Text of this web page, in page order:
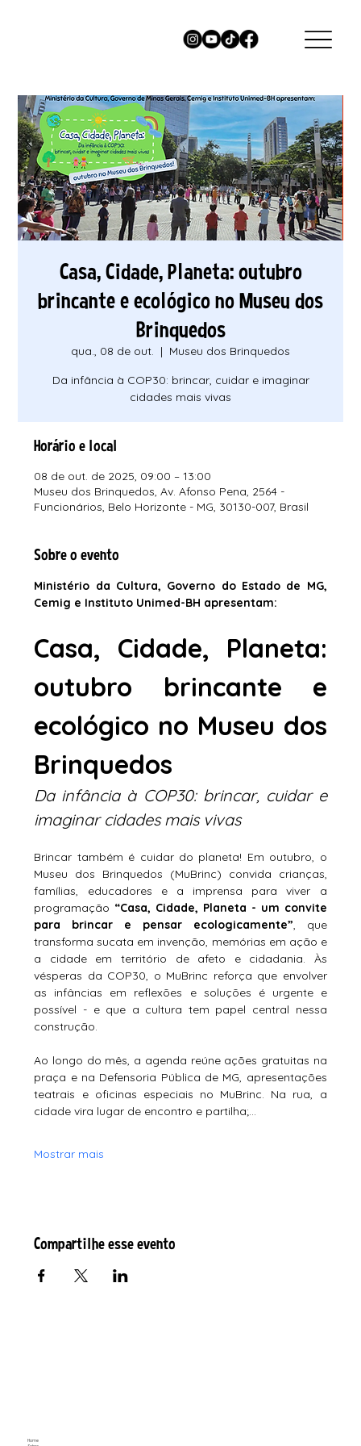
Casa, Cidade, Planeta: outubro
brincante e ecológico no Museu dos
Brinquedos
qua., 08 de out.
  |
Museu dos Brinquedos
Da infância à COP30: brincar, cuidar e imaginar
cidades mais vivas
Horário e local
08 de out. de 2025, 09:00 – 13:00
Museu dos Brinquedos, Av. Afonso Pena, 2564 -
Funcionários, Belo Horizonte - MG, 30130-007, Brasil
Sobre o evento
Ministério da Cultura, Governo do Estado de MG,
Cemig e Instituto Unimed-BH apresentam:
Casa, Cidade, Planeta:
outubro brincante e
ecológico no Museu dos
Brinquedos
Da infância à COP30: brincar, cuidar e
imaginar cidades mais vivas
Brincar também é cuidar do planeta! Em outubro, o
Museu dos Brinquedos (MuBrinc) convida crianças,
famílias, educadores e a imprensa para viver a
programação “Casa, Cidade, Planeta - um convite
para brincar e pensar ecologicamente”, que
transforma sucata em invenção, memórias em ação e
a cidade em território de afeto e cidadania. Às
vésperas da COP30, o MuBrinc reforça que envolver
as infâncias em reflexões e soluções é urgente e
possível - e que a cultura tem papel central nessa
construção.
Ao longo do mês, a agenda reúne ações gratuitas na
praça e na Defensoria Pública de MG, apresentações
teatrais e oficinas especiais no MuBrinc. Na rua, a
cidade vira lugar de encontro e partilha;…
Mostrar mais
Compartilhe esse evento
Home